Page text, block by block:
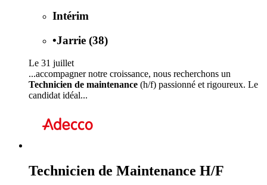
Intérim
•Jarrie (38)
Le 31 juillet
...accompagner notre croissance, nous recherchons un
Technicien de maintenance (h/f) passionné et rigoureux. Le
candidat idéal...
Technicien de Maintenance H/F